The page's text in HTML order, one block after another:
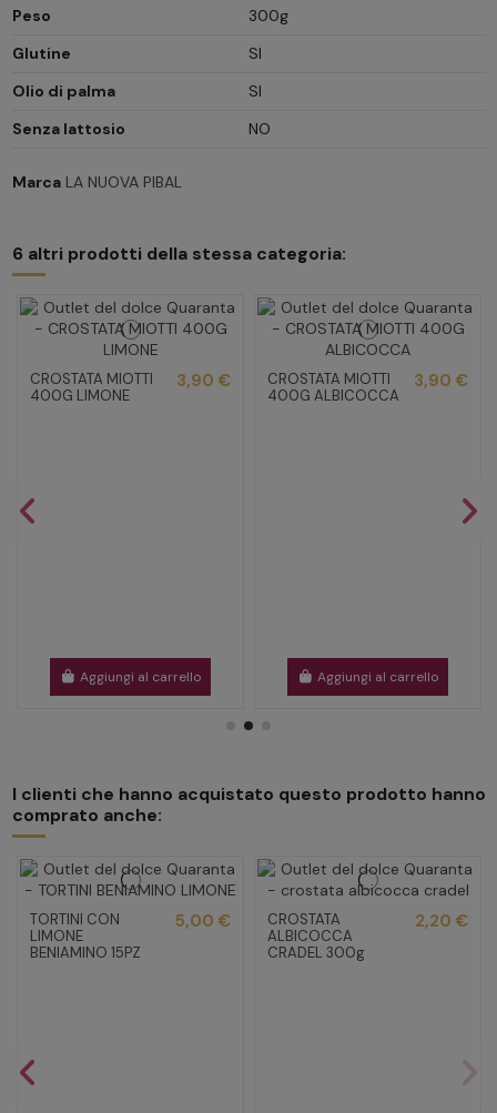
Peso
300g
Glutine
SI
Olio di palma
SI
Senza lattosio
NO
Marca LA NUOVA PIBAL
6 altri prodotti della stessa categoria:
CROSTATA MIOTTI
400G LIMONE
3,90 €
Aggiungi al carrello
CROSTATA MIOTTI
400G ALBICOCCA
3,90 €
Aggiungi al carrello
I clienti che hanno acquistato questo prodotto hanno
comprato anche:
TORTINI CON
LIMONE
BENIAMINO 15PZ
5,00 €
CROSTATA
ALBICOCCA
CRADEL 300g
2,20 €